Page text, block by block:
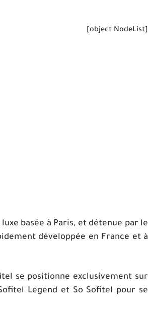
[object NodeList]
basée à Paris, et détenue par le
développée en France et à
se positionne exclusivement sur
Legend et So Sofitel pour se